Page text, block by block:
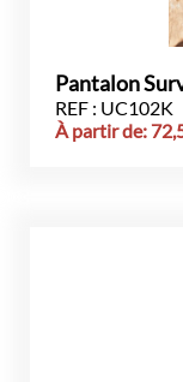
Pantalon
REF : UC102K
À partir de: